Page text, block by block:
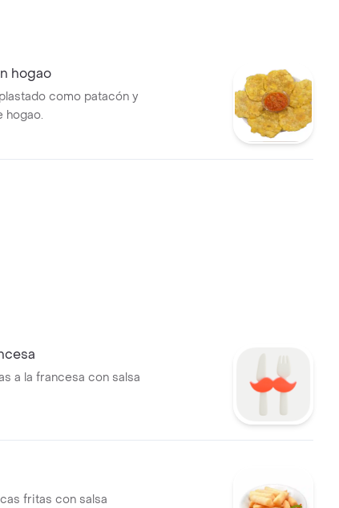
hogao
como patacón y
hogao.
a la francesa con salsa
fritas con salsa